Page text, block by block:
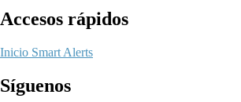
Accesos rápidos
Inicio Smart Alerts
Síguenos